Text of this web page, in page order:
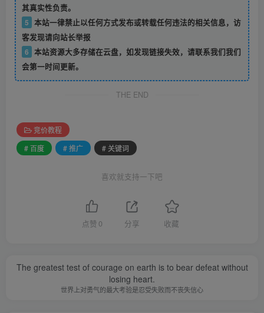
其真实性负责。
5 本站一律禁止以任何方式发布或转载任何违法的相关信息，访
客发现请向站长举报
6 本站资源大多存储在云盘，如发现链接失效，请联系我们我们
会第一时间更新。
THE END
竞价教程
# 百度
# 推广 # 关键词
喜欢就支持一下吧
点赞 0 分享 收藏
The greatest test of courage on earth is to bear defeat without
losing heart.
世界上对勇气的最大考验是忍受失败而不丧失信心